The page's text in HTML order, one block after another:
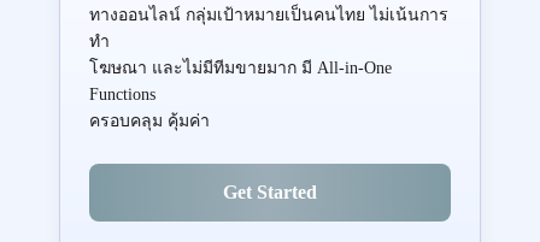
ทางออนไลน์ กลุ่มเป้าหมายเป็นคนไทย ไม่เน้นการ
ทำ
โฆษณา และไม่มีทีมขายมาก มี All-in-One
Functions
ครอบคลุม คุ้มค่า
Get Started